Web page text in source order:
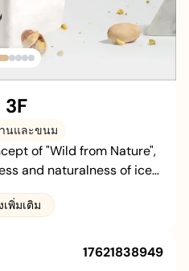
3F
นและขนม
of "Wild from Nature",
and naturalness of ice
ice cream fresh on the
and only sells ice
and unhappiness
พิ่มเติม
17621838949